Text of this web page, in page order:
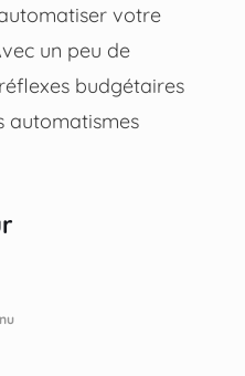
votre
un peu de
budgétaires
automatismes